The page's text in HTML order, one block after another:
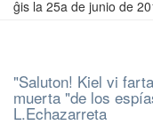
ĝis la 25a de junio de
"Saluton! Kiel vi
muerta "de los
L.Echazarreta